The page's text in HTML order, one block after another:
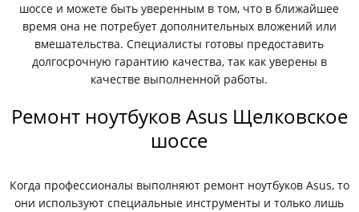
шоссе и можете быть уверенным в том, что в ближайшее
время она не потребует дополнительных вложений или
вмешательства. Специалисты готовы предоставить
долгосрочную гарантию качества, так как уверены в
качестве выполненной работы.
Ремонт ноутбуков Asus Щелковское
шоссе
Когда профессионалы выполняют ремонт ноутбуков Asus, то
они используют специальные инструменты и только лишь